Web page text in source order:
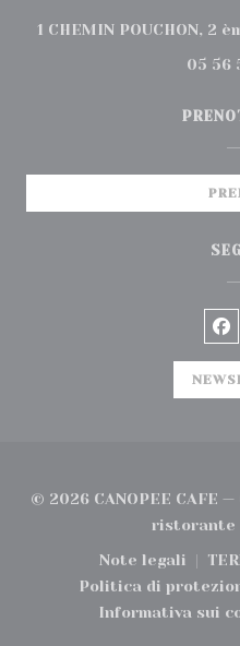
1 CHEMIN POUCHON, 2
05 56
© 2026 CANOPEE CAFE
ristorante
Note legali
((apre una
Politica di
Informativa sui